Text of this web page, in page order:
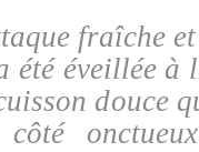
fraîche
été éveillée
douce